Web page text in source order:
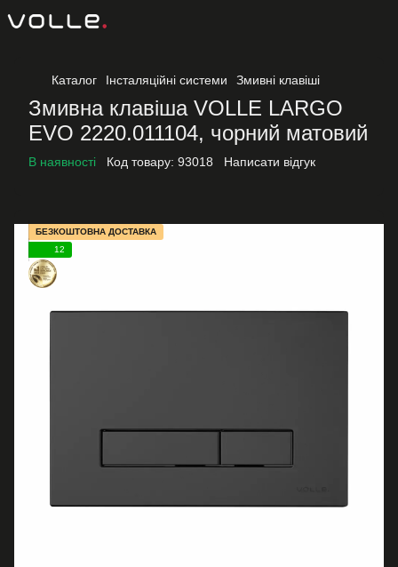
Каталог Інсталяційні системи Змивні клавіші
Змивна клавіша VOLLE LARGO
EVO 2220.011104, чорний матовий
В наявності Код товару: 93018 Написати відгук
БЕЗКОШТОВНА ДОСТАВКА
12